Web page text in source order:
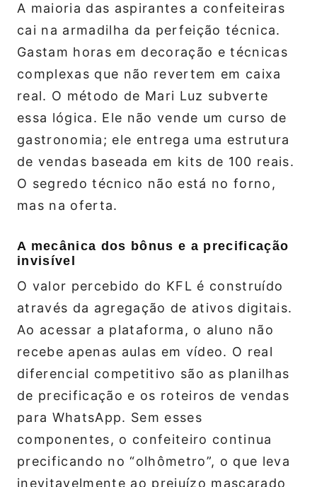
A maioria das aspirantes a confeiteiras
cai na armadilha da perfeição técnica.
Gastam horas em decoração e técnicas
complexas que não revertem em caixa
real. O método de Mari Luz subverte
essa lógica. Ele não vende um curso de
gastronomia; ele entrega uma estrutura
de vendas baseada em kits de 100 reais.
O segredo técnico não está no forno,
mas na oferta.
A mecânica dos bônus e a precificação
invisível
O valor percebido do KFL é construído
através da agregação de ativos digitais.
Ao acessar a plataforma, o aluno não
recebe apenas aulas em vídeo. O real
diferencial competitivo são as planilhas
de precificação e os roteiros de vendas
para WhatsApp. Sem esses
componentes, o confeiteiro continua
precificando no “olhômetro”, o que leva
inevitavelmente ao prejuízo mascarado